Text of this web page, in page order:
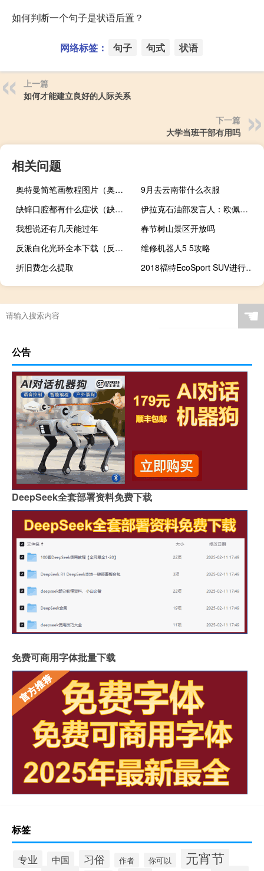
如何判断一个句子是状语后置？
网络标签： 句子 句式 状语
上一篇
如何才能建立良好的人际关系
下一篇
大学当班干部有用吗
相关问题
奥特曼简笔画教程图片（奥特曼简笔画教程）
9月去云南带什么衣服
缺锌口腔都有什么症状（缺锌口腔会怎么样）
伊拉克石油部发言人：欧佩克+的优先事项包括实现全球市场的稳定和平衡
我想说还有几天能过年
春节树山景区开放吗
反派白化光环全本下载（反派白化光环）
维修机器人5 5攻略
折旧费怎么提取
2018福特EcoSport SUV进行了REFINEMENT升级 使其更具吸引力
☚
公告
DeepSeek全套部署资料免费下载
免费可商用字体批量下载
标签
专业 中国 习俗 作者 你可以 元宵节